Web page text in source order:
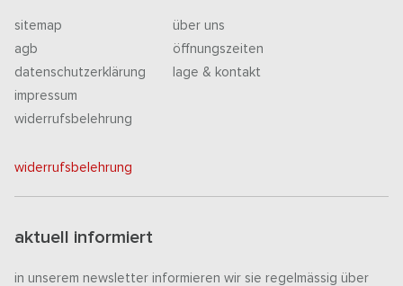
sitemap
agb
datenschutzerklärung
impressum
widerrufsbelehrung
über uns
öffnungszeiten
lage & kontakt
widerrufsbelehrung
aktuell informiert
in unserem newsletter informieren wir sie regelmässig über